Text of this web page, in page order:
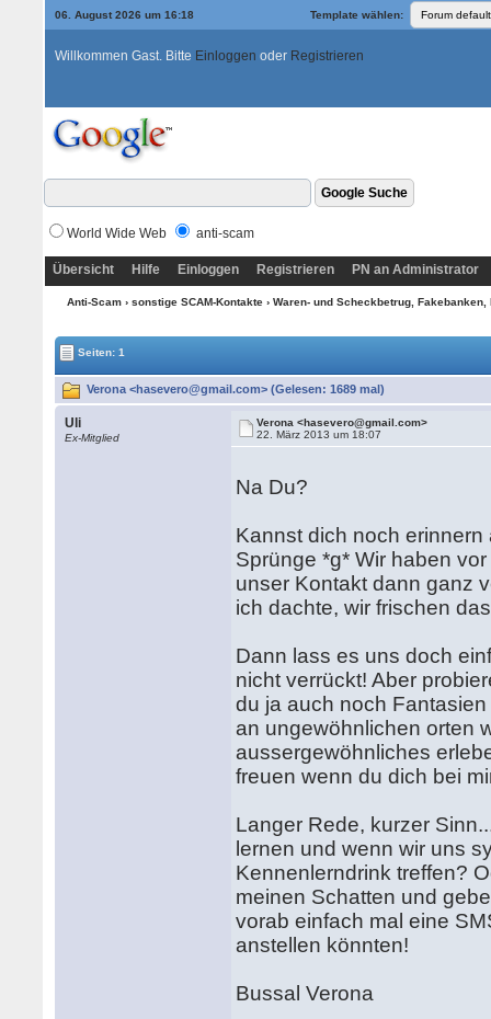
06. August 2026 um 16:18 Template wählen:
Willkommen Gast. Bitte Einloggen oder Registrieren
World Wide Web anti-scam
Übersicht Hilfe Einloggen Registrieren PN an Administrator
Anti-Scam› sonstige SCAM-Kontakte› Waren- und Scheckbetrug,
Seiten: 1
Verona <hasevero@gmail.com> (Gelesen: 1689 mal)
Uli
Ex-Mitglied
Verona <hasevero@gmail.com>
22. März 2013 um 18:07
Na Du?
Kannst dich noch
Sprünge *g* Wir haben
unser Kontakt dann ganz
ich dachte, wir frischen
Dann lass es uns doch
nicht verrückt! Aber
du ja auch noch
an ungewöhnlichen orten
aussergewöhnliches
freuen wenn du dich bei
Langer Rede, kurzer
lernen und wenn wir uns
Kennenlerndrink treffen?
meinen Schatten und
vorab einfach mal eine
anstellen könnten!
Bussal Verona